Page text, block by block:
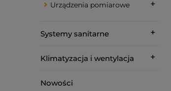
Urządzenia pomiarowe
Systemy sanitarne
Klimatyzacja i wentylacja
Nowości